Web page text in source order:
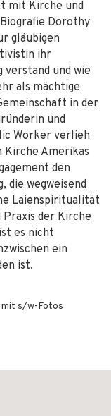
mit Kirche und
Dorothy
gläubigen
ihr
verstand und wie
als mächtige
in der
und
Worker verlieh
Kirche Amerikas
den
die wegweisend
Laienspiritualität
der Kirche
es nicht
ein
ist.
mit s/w-Fotos